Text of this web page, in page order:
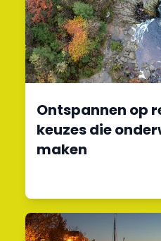
Ontspannen op
keuzes die
maken